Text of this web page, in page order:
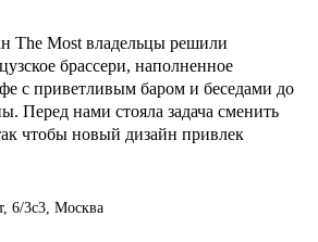
The Most владельцы решили
брассери, наполненное
с приветливым баром и беседами до
Перед нами стояла задача сменить
чтобы новый дизайн привлек
6/3с3, Москва